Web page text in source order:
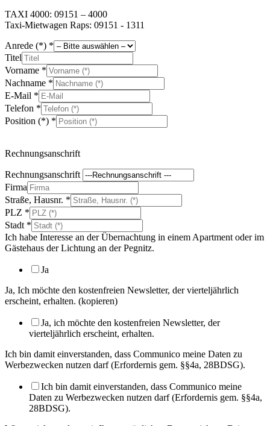
TAXI 4000: 09151 – 4000
Taxi-Mietwagen Raps: 09151 - 1311
Anrede (*) *
Titel
Vorname *
Nachname *
E-Mail *
Telefon *
Position (*) *
Rechnungsanschrift
Rechnungsanschrift
Firma
Straße, Hausnr. *
PLZ *
Stadt *
Ich habe Interesse an der Übernachtung in einem Apartment oder im
Gästehaus der Lichtung an der Pegnitz.
Ja
Ja, Ich möchte den kostenfreien Newsletter, der vierteljährlich
erscheint, erhalten. (kopieren)
Ja, ich möchte den kostenfreien Newsletter, der
vierteljährlich erscheint, erhalten.
Ich bin damit einverstanden, dass Communico meine Daten zu
Werbezwecken nutzen darf (Erfordernis gem. §§4a, 28BDSG).
Ich bin damit einverstanden, dass Communico meine
Daten zu Werbezwecken nutzen darf (Erfordernis gem. §§4a,
28BDSG).